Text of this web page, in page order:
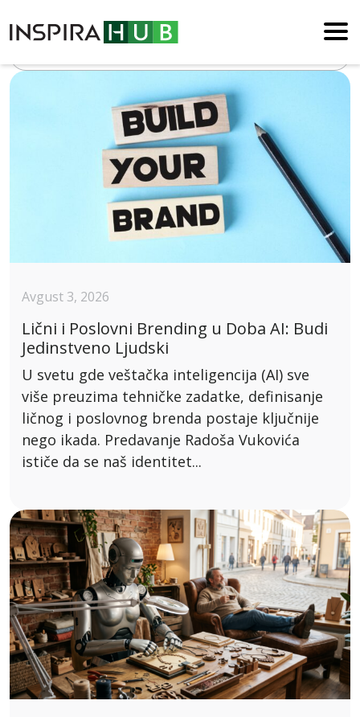
Blog
Avgust 3, 2026
Lični i Poslovni Brending u Doba AI: Budi
Jedinstveno Ljudski
U svetu gde veštačka inteligencija (AI) sve
više preuzima tehničke zadatke, definisanje
ličnog i poslovnog brenda postaje ključnije
nego ikada. Predavanje Radoša Vukovića
ističe da se naš identitet...